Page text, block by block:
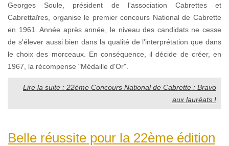
Georges Soule, président de l'association Cabrettes et
Cabrettaïres, organise le premier concours National de Cabrette
en 1961. Année après année, le niveau des candidats ne cesse
de s'élever aussi bien dans la qualité de l'interprétation que dans
le choix des morceaux. En conséquence, il décide de créer, en
1967, la récompense "Médaille d'Or".
Lire la suite : 22ème Concours National de Cabrette : Bravo
aux lauréats !
Belle réussite pour la 22ème édition